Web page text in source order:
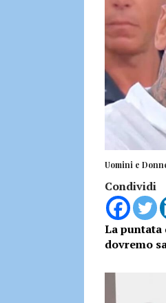
Uomini e
Condividi
La puntata
dovremo